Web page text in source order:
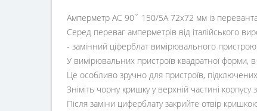
Амперметр AC 90˚ 150/5A 72x72 мм із
Серед переваг амперметрів від італійського
- замінний ціферблат вимірювального
У вимірювальних пристроїв квадратної форми,
Це особливо зручно для пристроїв,
Зніміть чорну кришку у верхній частині
Після заміни циферблату закрийте отвір